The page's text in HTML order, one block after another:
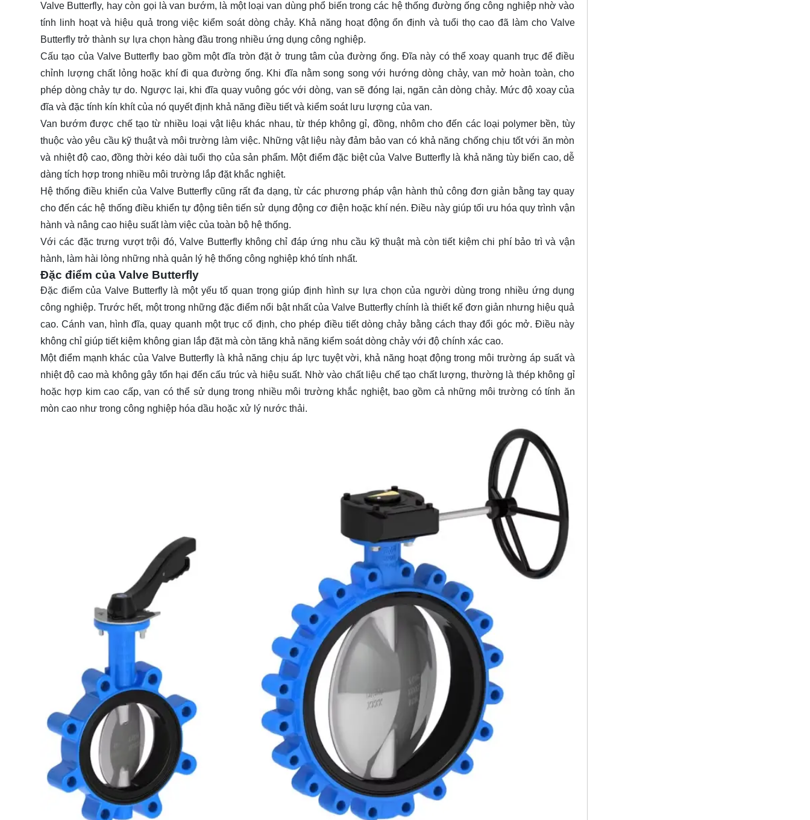
Valve Butterfly, hay còn gọi là van bướm, là một loại van dùng phổ biến trong các hệ thống đường ống công nghiệp nhờ vào
tính linh hoạt và hiệu quả trong việc kiểm soát dòng chảy. Khả năng hoạt động ổn định và tuổi thọ cao đã làm cho Valve
Butterfly trở thành sự lựa chọn hàng đầu trong nhiều ứng dụng công nghiệp.
Cấu tạo của Valve Butterfly bao gồm một đĩa tròn đặt ở trung tâm của đường ống. Đĩa này có thể xoay quanh trục để điều
chỉnh lượng chất lỏng hoặc khí đi qua đường ống. Khi đĩa nằm song song với hướng dòng chảy, van mở hoàn toàn, cho
phép dòng chảy tự do. Ngược lại, khi đĩa quay vuông góc với dòng, van sẽ đóng lại, ngăn cản dòng chảy. Mức độ xoay của
đĩa và đặc tính kín khít của nó quyết định khả năng điều tiết và kiểm soát lưu lượng của van.
Van bướm được chế tạo từ nhiều loại vật liệu khác nhau, từ thép không gỉ, đồng, nhôm cho đến các loại polymer bền, tùy
thuộc vào yêu cầu kỹ thuật và môi trường làm việc. Những vật liệu này đảm bảo van có khả năng chống chịu tốt với ăn mòn
và nhiệt độ cao, đồng thời kéo dài tuổi thọ của sản phẩm. Một điểm đặc biệt của Valve Butterfly là khả năng tùy biến cao, dễ
dàng tích hợp trong nhiều môi trường lắp đặt khắc nghiệt.
Hệ thống điều khiển của Valve Butterfly cũng rất đa dạng, từ các phương pháp vận hành thủ công đơn giản bằng tay quay
cho đến các hệ thống điều khiển tự động tiên tiến sử dụng động cơ điện hoặc khí nén. Điều này giúp tối ưu hóa quy trình vận
hành và nâng cao hiệu suất làm việc của toàn bộ hệ thống.
Với các đặc trưng vượt trội đó, Valve Butterfly không chỉ đáp ứng nhu cầu kỹ thuật mà còn tiết kiệm chi phí bảo trì và vận
hành, làm hài lòng những nhà quản lý hệ thống công nghiệp khó tính nhất.
Đặc điểm của Valve Butterfly
Đặc điểm của Valve Butterfly là một yếu tố quan trọng giúp định hình sự lựa chọn của người dùng trong nhiều ứng dụng
công nghiệp. Trước hết, một trong những đặc điểm nổi bật nhất của Valve Butterfly chính là thiết kế đơn giản nhưng hiệu quả
cao. Cánh van, hình đĩa, quay quanh một trục cố định, cho phép điều tiết dòng chảy bằng cách thay đổi góc mở. Điều này
không chỉ giúp tiết kiệm không gian lắp đặt mà còn tăng khả năng kiểm soát dòng chảy với độ chính xác cao.
Một điểm mạnh khác của Valve Butterfly là khả năng chịu áp lực tuyệt vời, khả năng hoạt động trong môi trường áp suất và
nhiệt độ cao mà không gây tổn hại đến cấu trúc và hiệu suất. Nhờ vào chất liệu chế tạo chất lượng, thường là thép không gỉ
hoặc hợp kim cao cấp, van có thể sử dụng trong nhiều môi trường khắc nghiệt, bao gồm cả những môi trường có tính ăn
mòn cao như trong công nghiệp hóa dầu hoặc xử lý nước thải.